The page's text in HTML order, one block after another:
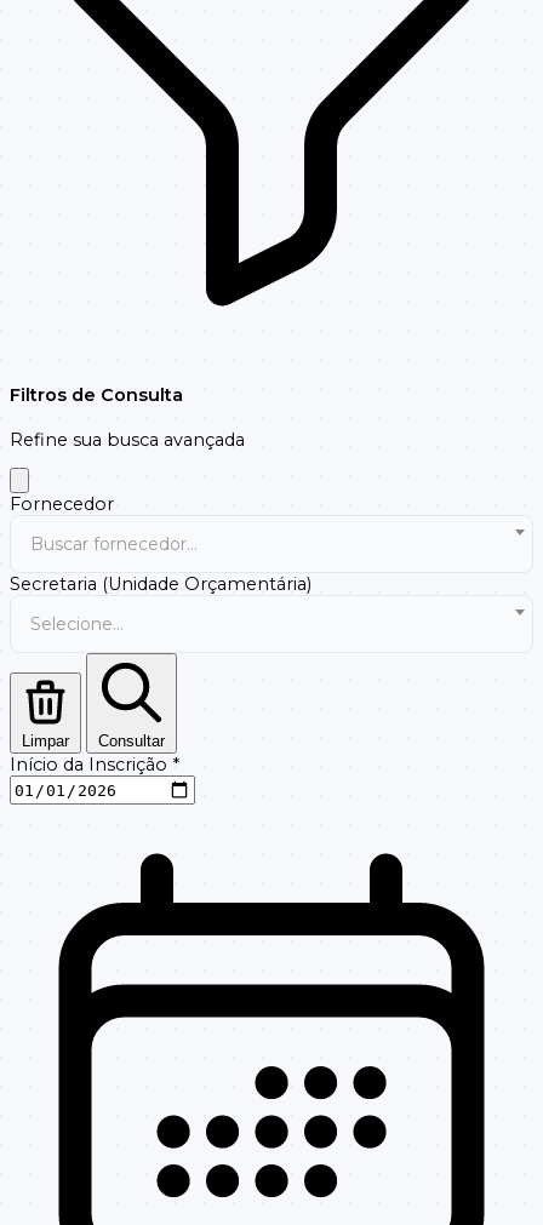
Filtros de Consulta
Refine sua busca avançada
Fornecedor
Buscar fornecedor...
Secretaria (Unidade Orçamentária)
Selecione...
Limpar Consultar
Início da Inscrição *